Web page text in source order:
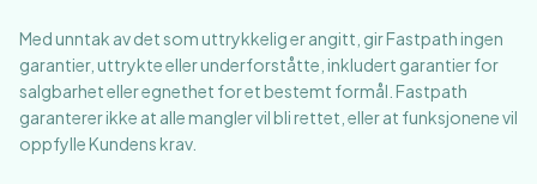
Med unntak av det som uttrykkelig er angitt, gir Fastpath ingen
garantier, uttrykte eller underforståtte, inkludert garantier for
salgbarhet eller egnethet for et bestemt formål. Fastpath
garanterer ikke at alle mangler vil bli rettet, eller at funksjonene vil
oppfylle Kundens krav.